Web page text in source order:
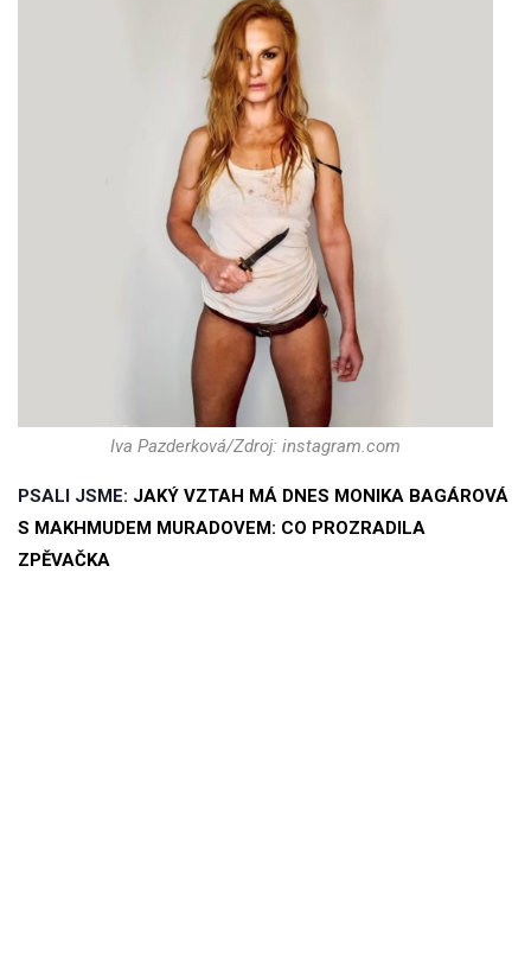
Iva Pazderková/Zdroj: instagram.com
PSALI JSME: JAKÝ VZTAH MÁ DNES MONIKA BAGÁROVÁ
S MAKHMUDEM MURADOVEM: CO PROZRADILA
ZPĚVAČKA